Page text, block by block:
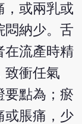
，或兩乳或
悶納少。舌
在流產時精
致衝任氣
要點為；瘀
或脹痛，少